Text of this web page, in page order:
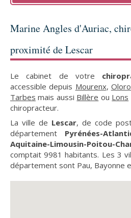
Marine Angles d'Auriac,
proximité de Lescar
Le cabinet de votre
accessible depuis Mourenx,
Tarbes mais aussi Billère ou Lons
chiropracteur.
La ville de Lescar, de code
département Pyrénées-
Aquitaine-Limousin-Poitou-
comptait 9981 habitants. Les 3
département sont Pau, Bayonne